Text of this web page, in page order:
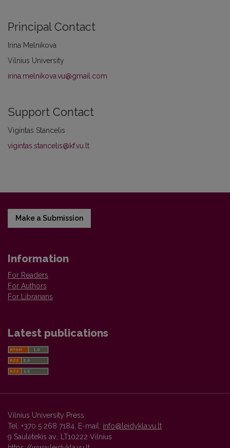
Principal Contact
Irina Melnikova
Vilnius University
irina.melnikova.vu@gmail.com
Support Contact
Vigintas Stancelis
vigintas.stancelis@kf.vu.lt
Make a Submission
Information
For Readers
For Authors
For Librarians
Latest publications
Vilnius University Press
Tel. +370 5 268 7184, E-mail: info@leidykla.vu.lt
9 Saulėtekis av., LT10222 Vilnius